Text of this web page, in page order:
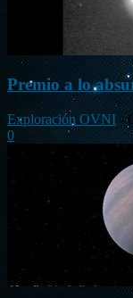
Premio a lo
Exploración OVNI -
0